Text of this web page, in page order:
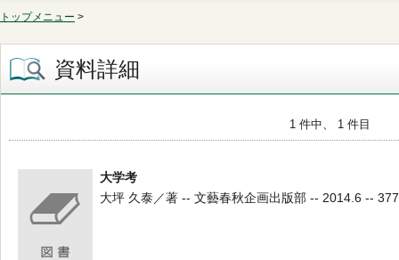
トップメニュー >
資料詳細
1 件中、 1 件目
大学考
大坪 久泰／著 -- 文藝春秋企画出版部 -- 2014.6 --